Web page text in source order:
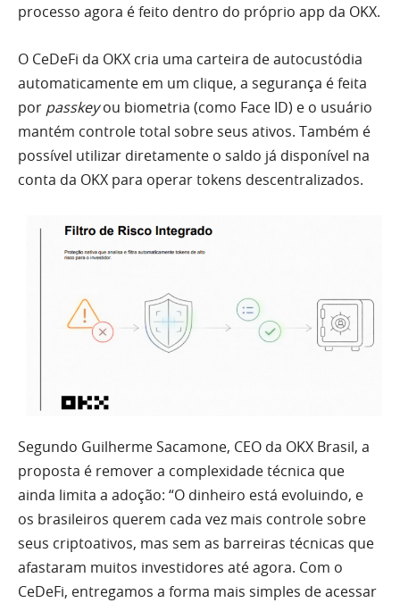
processo agora é feito dentro do próprio app da OKX.
O CeDeFi da OKX cria uma carteira de autocustódia
automaticamente em um clique, a segurança é feita
por passkeyou biometria (como Face ID) e o usuário
mantém controle total sobre seus ativos. Também é
possível utilizar diretamente o saldo já disponível na
conta da OKX para operar tokens descentralizados.
Segundo Guilherme Sacamone, CEO da OKX Brasil, a
proposta é remover a complexidade técnica que
ainda limita a adoção: “O dinheiro está evoluindo, e
os brasileiros querem cada vez mais controle sobre
seus criptoativos, mas sem as barreiras técnicas que
afastaram muitos investidores até agora. Com o
CeDeFi, entregamos a forma mais simples de acessar